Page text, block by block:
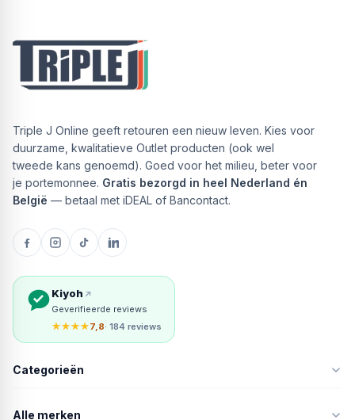
Triple J Online geeft retouren een nieuw leven. Kies voor
duurzame, kwalitatieve Outlet producten (ook wel
tweede kans genoemd). Goed voor het milieu, beter voor
je portemonnee. Gratis bezorgd in heel Nederland én
België — betaal met iDEAL of Bancontact.
Kiyoh
Geverifieerde reviews
★★★★7,8· 184 reviews
Categorieën
Alle merken